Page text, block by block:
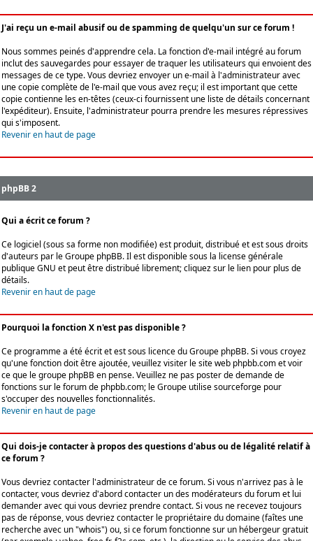
J'ai reçu un e-mail abusif ou de spamming de quelqu'un sur ce forum !
Nous sommes peinés d'apprendre cela. La fonction d'e-mail intégré au forum
inclut des sauvegardes pour essayer de traquer les utilisateurs qui envoient des
messages de ce type. Vous devriez envoyer un e-mail à l'administrateur avec
une copie complète de l'e-mail que vous avez reçu; il est important que cette
copie contienne les en-têtes (ceux-ci fournissent une liste de détails concernant
l'expéditeur). Ensuite, l'administrateur pourra prendre les mesures répressives
qui s'imposent.
Revenir en haut de page
phpBB 2
Qui a écrit ce forum ?
Ce logiciel (sous sa forme non modifiée) est produit, distribué et est sous droits
d'auteurs par leGroupe phpBB. Il est disponible sous la license générale
publique GNU et peut être distribué librement; cliquez sur le lien pour plus de
détails.
Revenir en haut de page
Pourquoi la fonction X n'est pas disponible ?
Ce programme a été écrit et est sous licence du Groupe phpBB. Si vous croyez
qu'une fonction doit être ajoutée, veuillez visiter le site web phpbb.com et voir
ce que le groupe phpBB en pense. Veuillez ne pas poster de demande de
fonctions sur le forum de phpbb.com; le Groupe utilise sourceforge pour
s'occuper des nouvelles fonctionnalités.
Revenir en haut de page
Qui dois-je contacter à propos des questions d'abus ou de légalité relatif à
ce forum ?
Vous devriez contacter l'administrateur de ce forum. Si vous n'arrivez pas à le
contacter, vous devriez d'abord contacter un des modérateurs du forum et lui
demander avec qui vous devriez prendre contact. Si vous ne recevez toujours
pas de réponse, vous devriez contacter le propriétaire du domaine (faîtes une
recherche avec un "whois") ou, si ce forum fonctionne sur un hébergeur gratuit